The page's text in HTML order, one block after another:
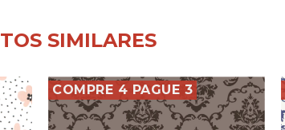
SIMILARES
COMPRE 4 PAGUE 3